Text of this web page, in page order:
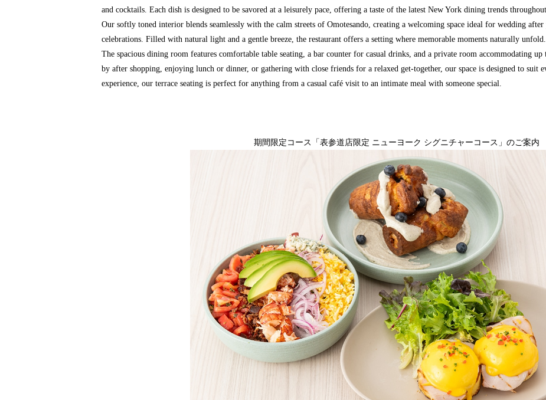
and cocktails. Each dish is designed to be savored at a leisurely pace, offering a taste of the latest New York dining trends
Our softly toned interior blends seamlessly with the calm streets of Omotesando, creating a welcoming space ideal for wedding
celebrations. Filled with natural light and a gentle breeze, the restaurant offers a setting where memorable moments naturally unfold.
The spacious dining room features comfortable table seating, a bar counter for casual drinks, and a private room accommodating
by after shopping, enjoying lunch or dinner, or gathering with close friends for a relaxed get-together, our space is designed to suit
experience, our terrace seating is perfect for anything from a casual café visit to an intimate meal with someone special.
期間限定コース「表参道店限定 ニューヨーク シグニチャーコース」のご案内